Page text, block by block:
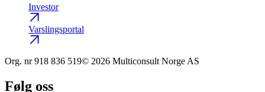
Investor
Varslingsportal
Org. nr 918 836 519© 2026 Multiconsult Norge AS
Følg oss